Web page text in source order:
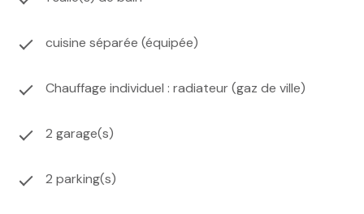
cuisine séparée (équipée)
Chauffage individuel : radiateur (gaz de ville)
2 garage(s)
2 parking(s)